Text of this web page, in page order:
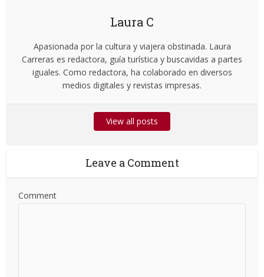
Laura C
Apasionada por la cultura y viajera obstinada. Laura
Carreras es redactora, guía turística y buscavidas a partes
iguales. Como redactora, ha colaborado en diversos
medios digitales y revistas impresas.
View all posts
Leave a Comment
Comment